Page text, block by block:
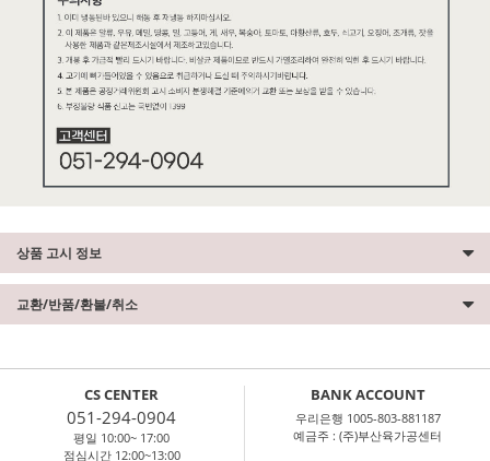
상품 고시 정보
교환/반품/환불/취소
CS CENTER
051-294-0904
평일 10:00~ 17:00
점심시간 12:00~13:00
BANK ACCOUNT
우리은행 1005-803-881187
예금주 : (주)부산육가공센터